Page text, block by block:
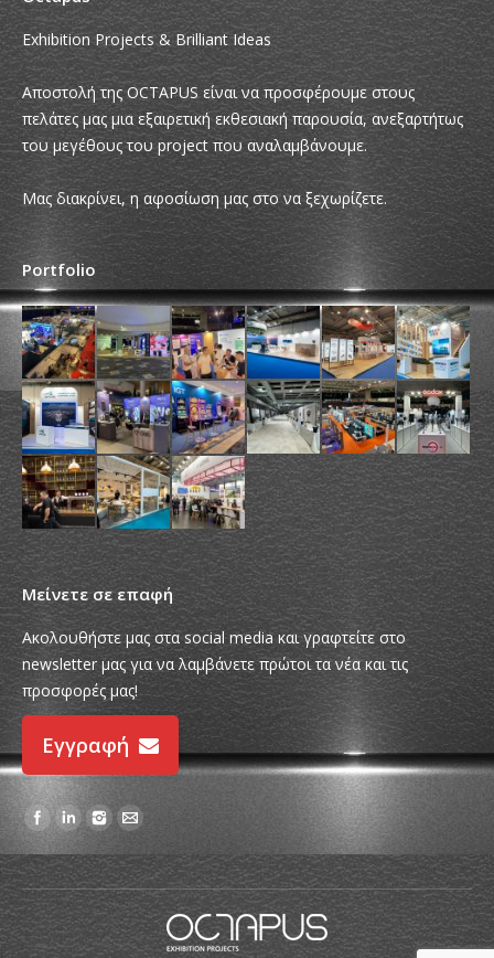
Exhibition Projects & Brilliant Ideas
Αποστολή της OCTAPUS είναι να προσφέρουμε στους
πελάτες μας μια εξαιρετική εκθεσιακή παρουσία, ανεξαρτήτως
του μεγέθους του project που αναλαμβάνουμε.
Μας διακρίνει, η αφοσίωση μας στο να ξεχωρίζετε.
Portfolio
Μείνετε σε επαφή
Ακολουθήστε μας στα social media και γραφτείτε στο
newsletter μας για να λαμβάνετε πρώτοι τα νέα και τις
προσφορές μας!
Εγγραφή
Find us on: